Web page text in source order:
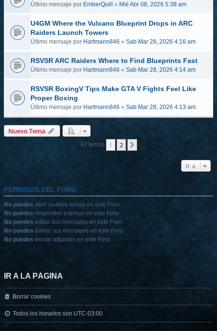
Último mensaje por EmberQuill « Mié Abr 08, 2026 5:38 am
U4GM Where the Vulcano Blueprint Drops in ARC
Raiders Launch Towers
Último mensaje por Hartmann846 « Sab Mar 28, 2026 4:16 am
RSVSR ARC Raiders Where to Find Blueprints Fast
Último mensaje por Hartmann846 « Sab Mar 28, 2026 4:14 am
RSVSR BoxingV Tips Make GTA V Fights Feel Like
Proper Boxing
Último mensaje por Hartmann846 « Sab Mar 28, 2026 4:13 am
Nuevo Tema
42 temas 1 2
Ir a
PERMISOS DEL FORO
No puedes abrir nuevos temas en este Foro
No puedes responder a temas en este Foro
No puedes editar sus mensajes en este Foro
No puedes borrar sus mensajes en este Foro
No puedes enviar adjuntos en este Foro
IR A LA PÁGINA
Borrar cookies
Todos los horarios son UTC-03:00